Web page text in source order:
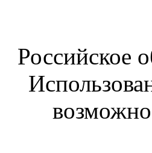
Российское
возможно